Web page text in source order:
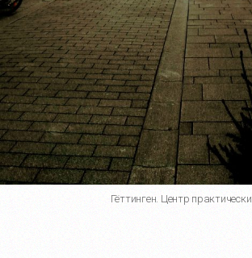
Гёттинген. Центр практически